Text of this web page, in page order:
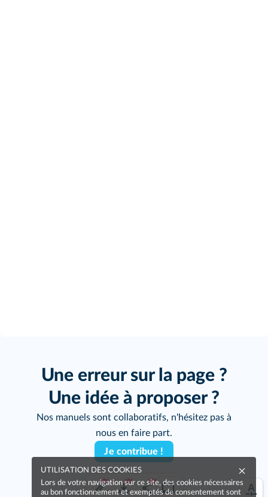
Une erreur sur la page ?
Une idée à proposer ?
Nos manuels sont collaboratifs, n'hésitez pas à
nous en faire part.
Je contribue !
UTILISATION DES COOKIES
Lors de votre navigation sur ce site, des cookies nécessaires
au bon fonctionnement et exemptés de consentement sont